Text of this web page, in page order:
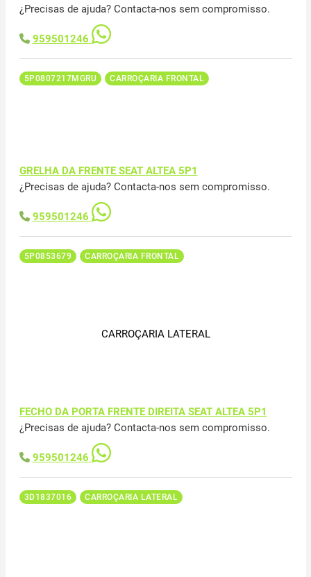
¿Precisas de ajuda? Contacta-nos sem compromisso.
959501246
5P0807217MGRU CARROÇARIA FRONTAL
GRELHA DA FRENTE SEAT ALTEA 5P1
¿Precisas de ajuda? Contacta-nos sem compromisso.
959501246
5P0853679 CARROÇARIA FRONTAL
CARROÇARIA LATERAL
FECHO DA PORTA FRENTE DIREITA SEAT ALTEA 5P1
¿Precisas de ajuda? Contacta-nos sem compromisso.
959501246
3D1837016 CARROÇARIA LATERAL